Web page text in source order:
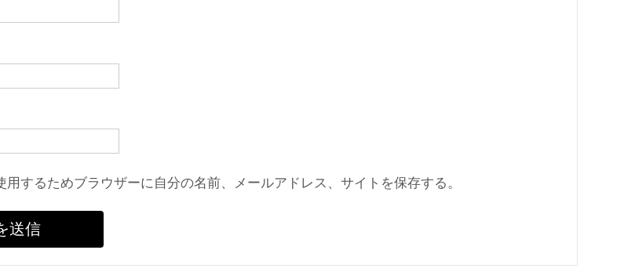
用するためブラウザーに自分の名前、メールアドレス、サイトを保存する。